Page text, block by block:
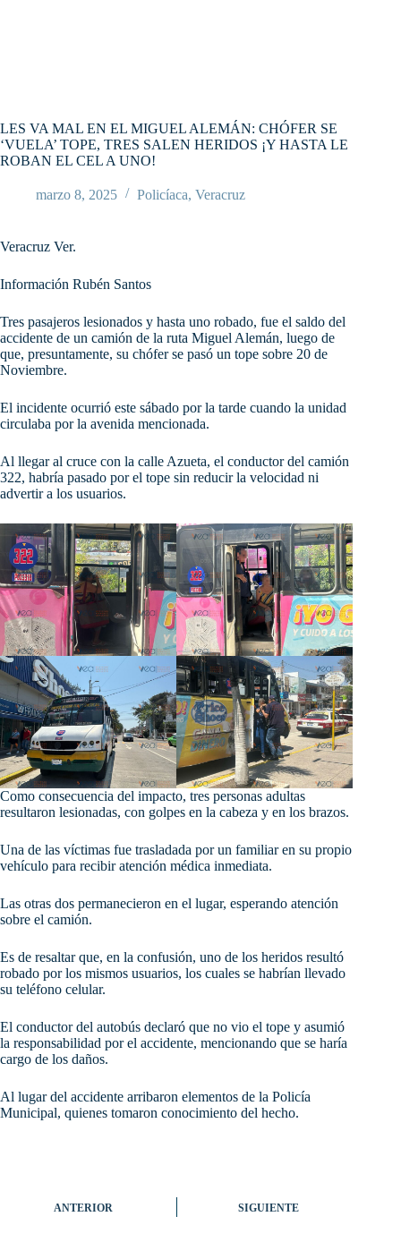
LES VA MAL EN EL MIGUEL ALEMÁN: CHÓFER SE
‘VUELA’ TOPE, TRES SALEN HERIDOS ¡Y HASTA LE
ROBAN EL CEL A UNO!
marzo 8, 2025 Policíaca, Veracruz
Veracruz Ver.
Información Rubén Santos
Tres pasajeros lesionados y hasta uno robado, fue el saldo del
accidente de un camión de la ruta Miguel Alemán, luego de
que, presuntamente, su chófer se pasó un tope sobre 20 de
Noviembre.
El incidente ocurrió este sábado por la tarde cuando la unidad
circulaba por la avenida mencionada.
Al llegar al cruce con la calle Azueta, el conductor del camión
322, habría pasado por el tope sin reducir la velocidad ni
advertir a los usuarios.
Como consecuencia del impacto, tres personas adultas
resultaron lesionadas, con golpes en la cabeza y en los brazos.
Una de las víctimas fue trasladada por un familiar en su propio
vehículo para recibir atención médica inmediata.
Las otras dos permanecieron en el lugar, esperando atención
sobre el camión.
Es de resaltar que, en la confusión, uno de los heridos resultó
robado por los mismos usuarios, los cuales se habrían llevado
su teléfono celular.
El conductor del autobús declaró que no vio el tope y asumió
la responsabilidad por el accidente, mencionando que se haría
cargo de los daños.
Al lugar del accidente arribaron elementos de la Policía
Municipal, quienes tomaron conocimiento del hecho.
ANTERIOR SIGUIENTE